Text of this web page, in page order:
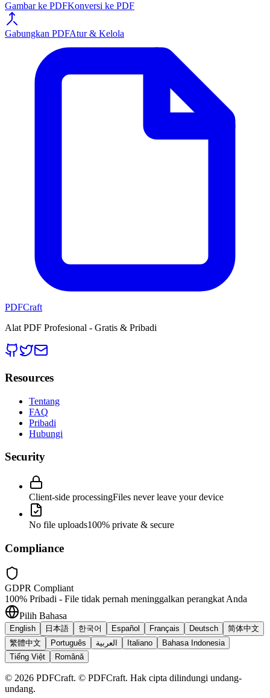
Gambar ke PDFKonversi ke PDF
Gabungkan PDFAtur & Kelola
PDFCraft
Alat PDF Profesional - Gratis & Pribadi
Resources
Tentang
FAQ
Pribadi
Hubungi
Security
Client-side processingFiles never leave your device
No file uploads100% private & secure
Compliance
GDPR Compliant
100% Pribadi - File tidak pernah meninggalkan perangkat Anda
Pilih Bahasa
English 日本語 한국어 Español Français Deutsch
简体中文
繁體中文
Português العربية Italiano
Bahasa Indonesia
Tiếng Việt
Română
© 2026 PDFCraft. © PDFCraft. Hak cipta dilindungi undang-
undang.